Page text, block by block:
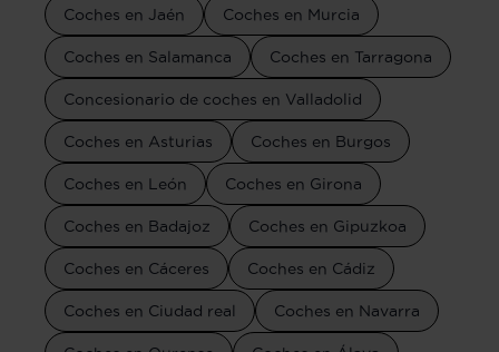
Coches en Jaén Coches en Murcia
Coches en Salamanca Coches en Tarragona
Concesionario de coches en Valladolid
Coches en Asturias Coches en Burgos
Coches en León Coches en Girona
Coches en Badajoz Coches en Gipuzkoa
Coches en Cáceres Coches en Cádiz
Coches en Ciudad real Coches en Navarra